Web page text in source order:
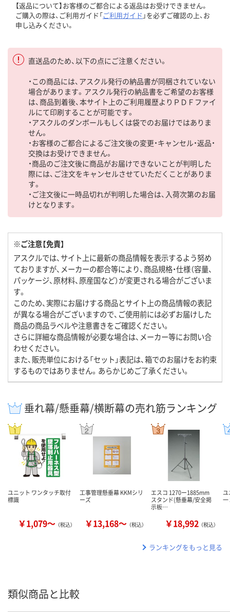
【返品について】お客様のご都合による返品はお受けできません。
ご購入の際は、ご利用ガイド「ご利用ガイド 」を必ずご確認の上、お
申し込みください。
直送品のため、以下の点にご注意ください。
・この商品には、アスクル発行の納品書が同梱されていない
場合があります。アスクル発行の納品書をご希望のお客様
は、商品到着後、本サイト上のご利用履歴よりＰＤＦファイ
ルにて印刷することが可能です。
・アスクルのダンボールもしくは袋でのお届けではありま
せん。
・お客様のご都合によるご注文後の変更・キャンセル・返品・
交換はお受けできません。
・商品のご注文後に商品がお届けできないことが判明した
際には、ご注文をキャンセルさせていただくことがありま
す。
・ご注文後に一時品切れが判明した場合は、入荷次第のお届
けとなります。
※ご注意【免責】
アスクルでは、サイト上に最新の商品情報を表示するよう努め
ておりますが、メーカーの都合等により、商品規格・仕様（容量、
パッケージ、原材料、原産国など）が変更される場合がございま
す。
このため、実際にお届けする商品とサイト上の商品情報の表記
が異なる場合がございますので、ご使用前には必ずお届けした
商品の商品ラベルや注意書きをご確認ください。
さらに詳細な商品情報が必要な場合は、メーカー等にお問い合
わせください。
また、販売単位における「セット」表記は、箱でのお届けをお約束
するものではありません。あらかじめご了承ください。
垂れ幕/懸垂幕/横断幕の売れ筋ランキング
ユニット ワンタッチ取付
標識
￥1,079～ （税込）
工事管理懸垂幕 KKMシリ
ーズ
￥13,168～ （税込）
エスコ 1270ー1885mm
スタンド(懸垂幕/安全掲
示板…
￥18,992 （税込）
一
ランキングをもっと見る
類似商品と比較